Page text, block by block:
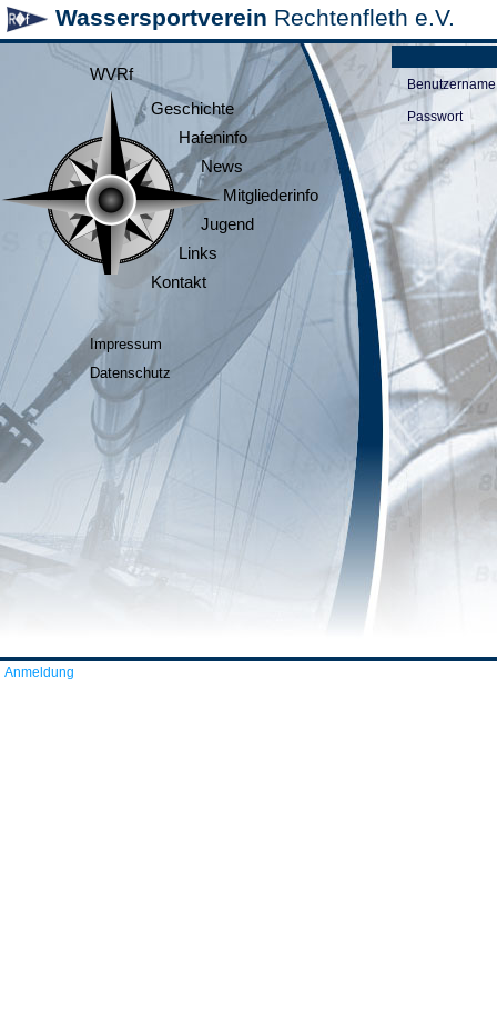
Wassersportverein Rechtenfleth e.V.
WVRf
Geschichte
Hafeninfo
News
Mitgliederinfo
Jugend
Links
Kontakt
Impressum
Datenschutz
Benutzername
Passwort
Anmeldung